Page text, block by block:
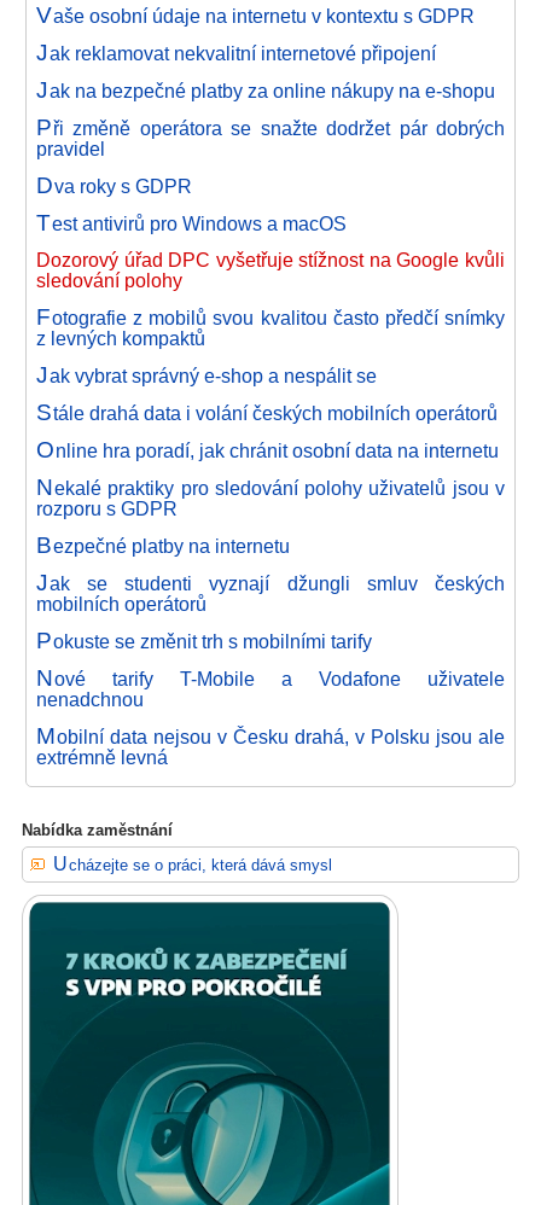
Vaše osobní údaje na internetu v kontextu s GDPR
Jak reklamovat nekvalitní internetové připojení
Jak na bezpečné platby za online nákupy na e-shopu
Při změně operátora se snažte dodržet pár dobrých
pravidel
Dva roky s GDPR
Test antivirů pro Windows a macOS
Dozorový úřad DPC vyšetřuje stížnost na Google kvůli
sledování polohy
Fotografie z mobilů svou kvalitou často předčí snímky
z levných kompaktů
Jak vybrat správný e-shop a nespálit se
Stále drahá data i volání českých mobilních operátorů
Online hra poradí, jak chránit osobní data na internetu
Nekalé praktiky pro sledování polohy uživatelů jsou v
rozporu s GDPR
Bezpečné platby na internetu
Jak se studenti vyznají džungli smluv českých
mobilních operátorů
Pokuste se změnit trh s mobilními tarify
Nové tarify T-Mobile a Vodafone uživatele
nenadchnou
Mobilní data nejsou v Česku drahá, v Polsku jsou ale
extrémně levná
Nabídka zaměstnání
Ucházejte se o práci, která dává smysl